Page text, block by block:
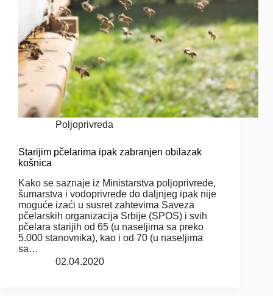
Poljoprivreda
Starijim pčelarima ipak zabranjen obilazak
košnica
Kako se saznaje iz Ministarstva poljoprivrede,
šumarstva i vodoprivrede do daljnjeg ipak nije
moguće izaći u susret zahtevima Saveza
pčelarskih organizacija Srbije (SPOS) i svih
pčelara starijih od 65 (u naseljima sa preko
5.000 stanovnika), kao i od 70 (u naseljima
sa…
02.04.2020